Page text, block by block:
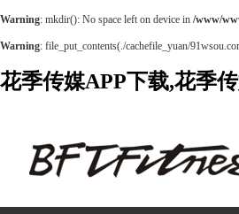
Warning: mkdir(): No space left on device in /www/
Warning: file_put_contents(./cachefile_yuan/
花季传媒APP下载,花季